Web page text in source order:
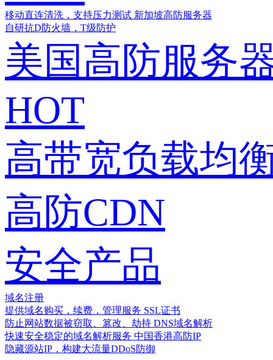
移动直连清洗，支持压力测试 新加坡高防服务器
自研抗D防火墙，T级防护
美国高防服务
HOT
高带宽负载均
高防CDN
安全产品
域名注册
提供域名购买，续费，管理服务 SSL证书
防止网站数据被窃取、篡改、劫持 DNS域名解析
快速安全稳定的域名解析服务 中国香港高防IP
隐藏源站IP，构建大流量DDoS防御